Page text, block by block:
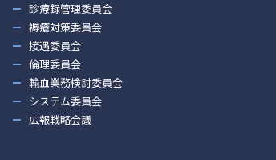
診療録管理委員会
褥瘡対策委員会
接遇委員会
倫理委員会
輸血業務検討委員会
システム委員会
広報戦略会議